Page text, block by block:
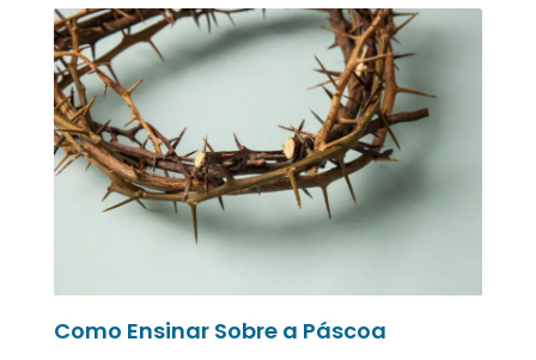
Como Ensinar Sobre a Páscoa